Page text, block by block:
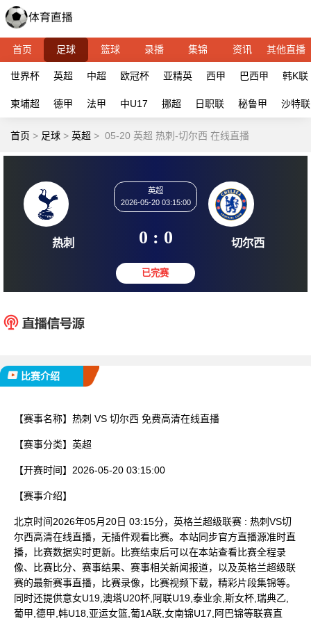
首页 足球 篮球 录播 集锦 资讯 其他直播
世界杯 英超 中超 欧冠杯 亚精英 西甲 巴西甲 韩K联
柬埔超 德甲 法甲 中U17 挪超 日职联 秘鲁甲 沙特联
首页 > 足球 > 英超 > 05-20 英超 热刺-切尔西 在线直播
热刺
2026-05-20 03:15:00
0 : 0 切
比赛介绍
【赛事名称】 热刺 VS 切尔西 免费高清在线直播
【赛事分类】 英超
【开赛时间】 2026-05-20 03:15:00
【赛事介绍】
北京时间2026年05月20日 03:15分，英格兰超级联赛 : 热刺VS切
尔西高清在线直播，无插件观看比赛。本站同步官方直播源准时直
播，比赛数据实时更新。比赛结束后可以在本站查看比赛全程录
像、比赛比分、赛事结果、赛事相关新闻报道，以及英格兰超级联
赛的最新赛事直播，比赛录像，比赛视频下载，精彩片段集锦等。
同时还提供意女U19,澳塔U20杯,阿联U19,泰业余,斯女杯,瑞典乙,
葡甲,德甲,韩U18,亚运女篮,葡1A联,女南锦U17,阿巴锦等联赛直